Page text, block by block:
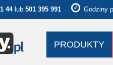
44lub 501 395 991 Godziny
PRODUKTY